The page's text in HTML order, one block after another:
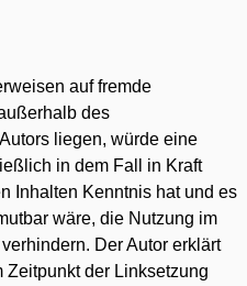
auf fremde
des
liegen, würde eine
in dem Fall in Kraft
Inhalten Kenntnis hat und es
wäre, die Nutzung im
Der Autor erklärt
Zeitpunkt der Linksetzung